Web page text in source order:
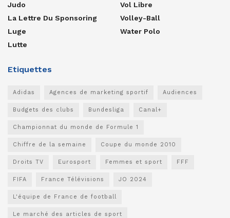
Judo
La Lettre Du Sponsoring
Luge
Lutte
Vol Libre
Volley-Ball
Water Polo
Etiquettes
Adidas Agences de marketing sportif Audiences
Budgets des clubs Bundesliga Canal+
Championnat du monde de Formule 1
Chiffre de la semaine Coupe du monde 2010
Droits TV Eurosport Femmes et sport FFF
FIFA France Télévisions JO 2024
L'équipe de France de football
Le marché des articles de sport